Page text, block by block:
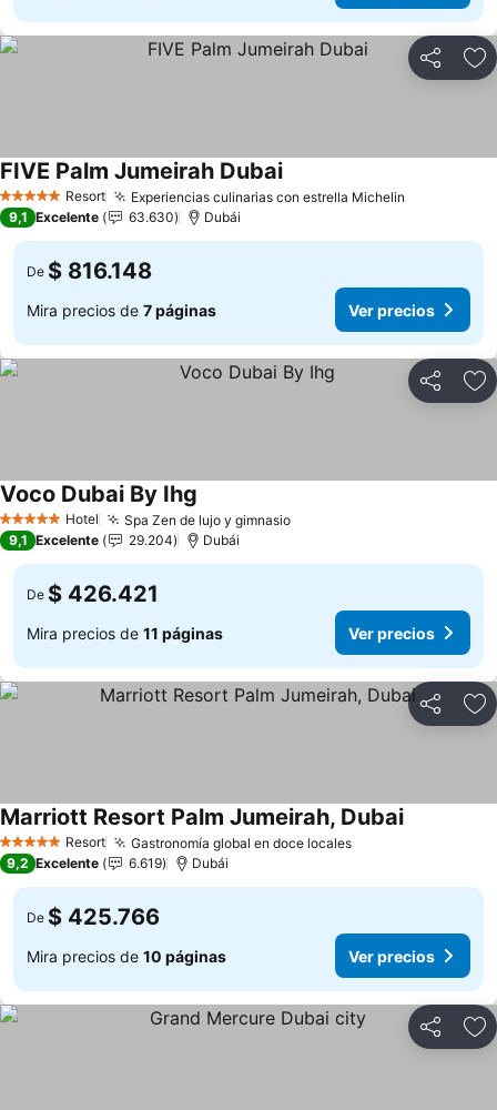
Compartir
5 Estrellas Resort Experiencias culinarias con estrella Michelin
FIVE Palm Jumeirah DubaiVer precios
9,1 Excelente 63.630 Dubái
De $ 816.148
Mira precios de 7 páginas Ver precios
Compartir
5 Estrellas Hotel Spa Zen de lujo y gimnasioVer precios
Voco Dubai By Ihg
9,1 Excelente 29.204 Dubái
De $ 426.421
Mira precios de 11 páginas Ver precios
Compartir
5 Estrellas Resort Gastronomía global en doce localesVer precios
Marriott Resort Palm Jumeirah, DubaiVer precios
9,2 Excelente 6.619 Dubái
De $ 425.766
Mira precios de 10 páginas Ver precios
Compartir